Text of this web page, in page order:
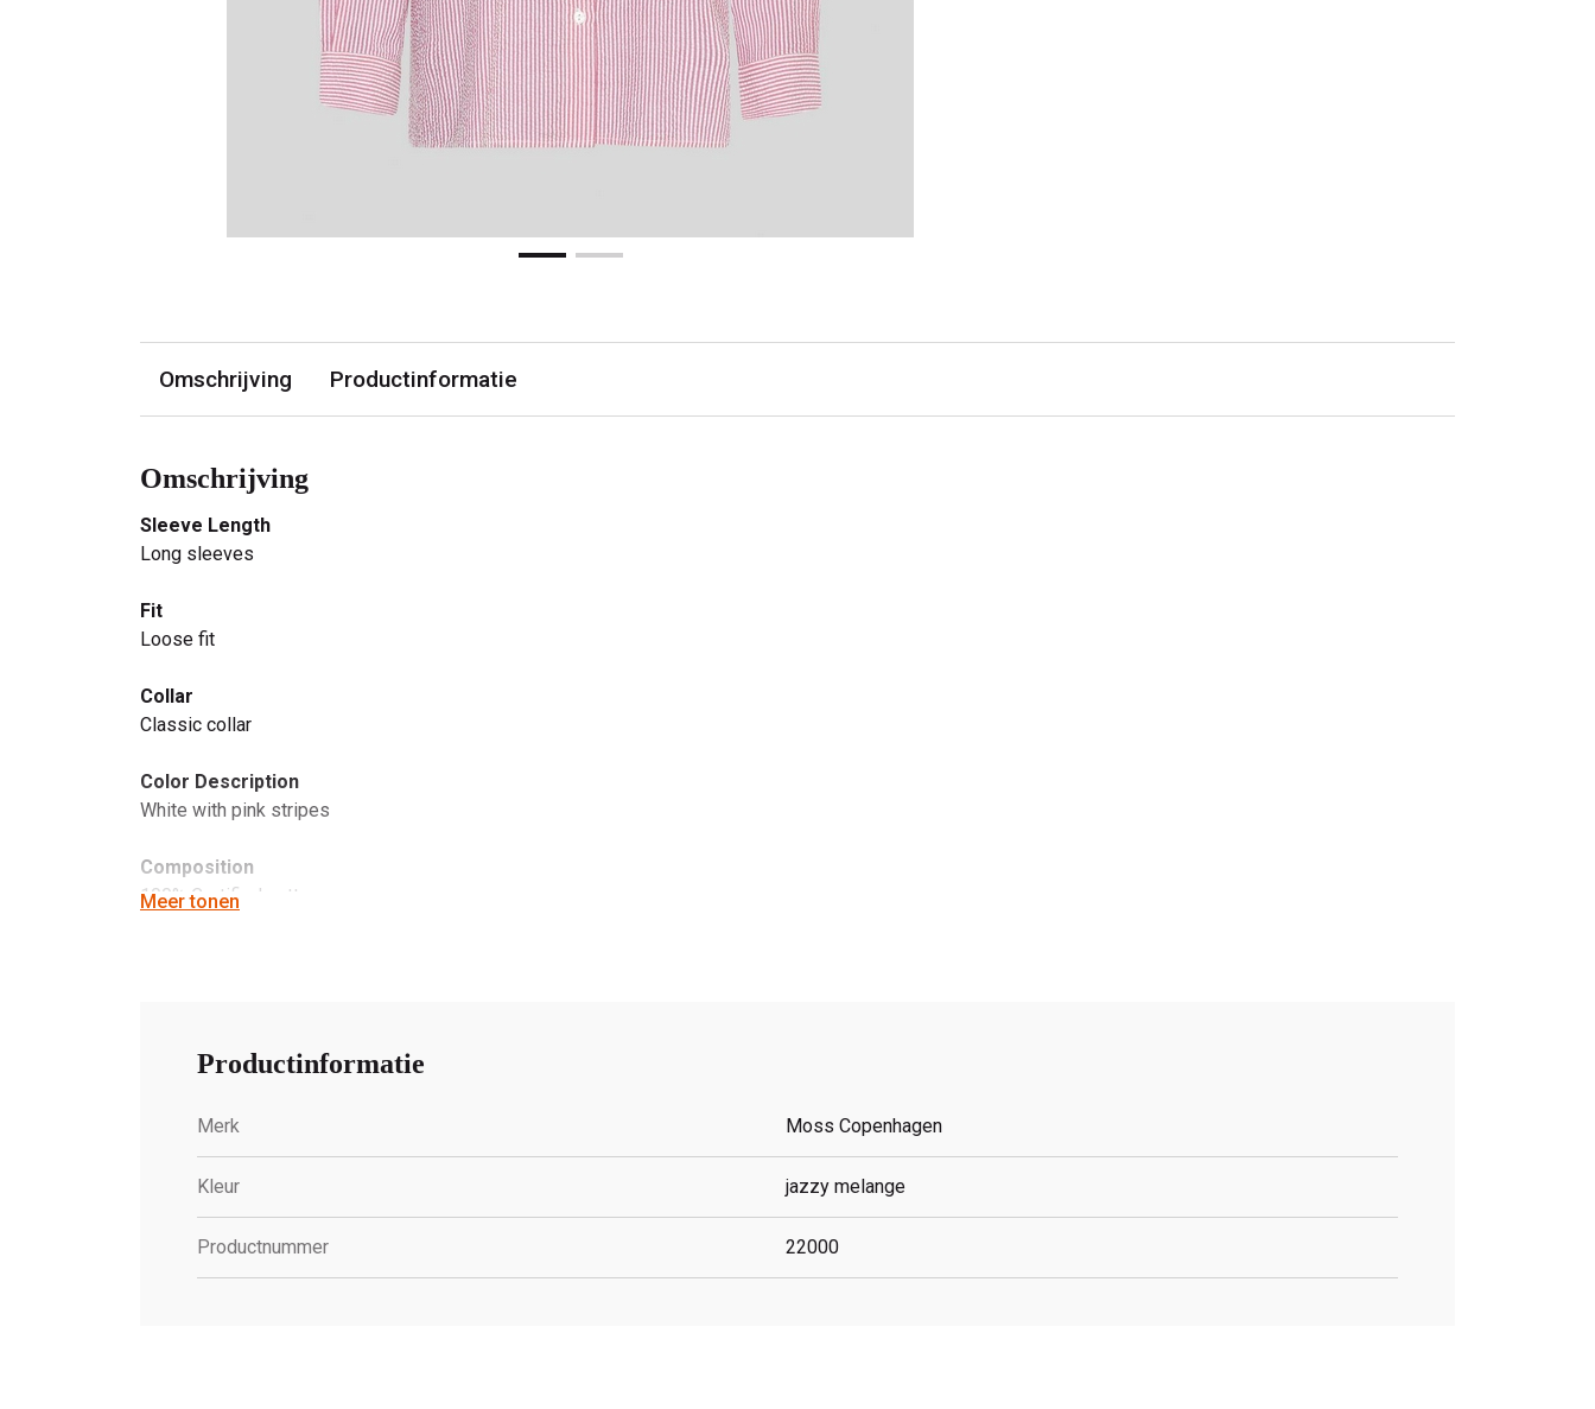
Omschrijving Productinformatie
Omschrijving
Sleeve Length
Long sleeves
Fit
Loose fit
Collar
Classic collar
Color Description
White with pink stripes
Composition
100% Certified cotton
maat L is een M/L
Meer tonen
Productinformatie
Merk Moss Copenhagen
Kleur jazzy melange
Productnummer 22000